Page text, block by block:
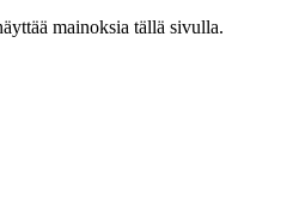
mainoksia tällä sivulla.